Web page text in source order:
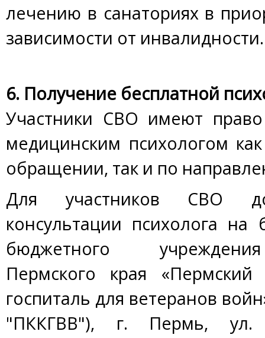
лечению в санаториях в
зависимости от
6. Получение бесплатной
Участники СВО имеют
медицинским психологом
обращении, так и по
Для участников СВО
консультации психолога на
бюджетного
Пермского края «Пермский
госпиталь для ветеранов
"ПККГВВ"), г. Пермь, ул.